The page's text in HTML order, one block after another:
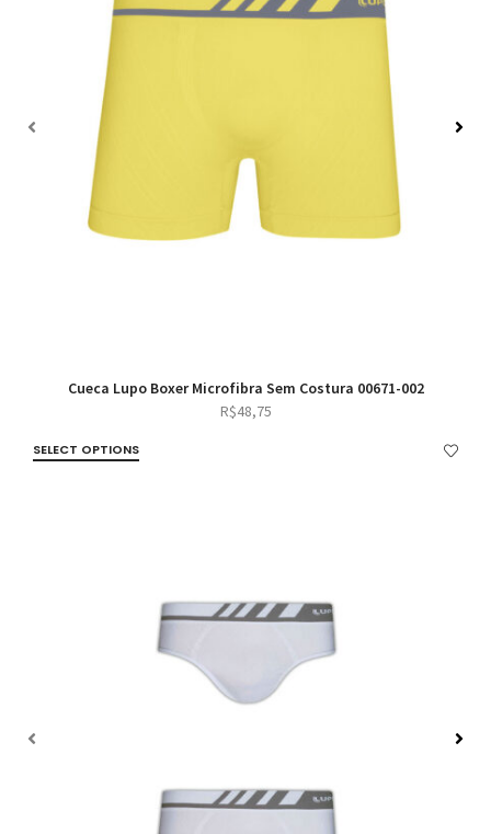
Cueca Lupo Boxer Microfibra Sem Costura 00671-002
R$48,75
SELECT OPTIONS